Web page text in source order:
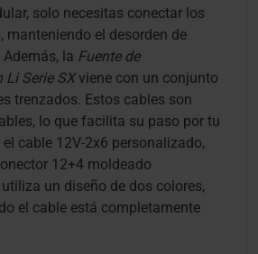
solo necesitas conectar los
manteniendo el desorden de
la Fuente de
Serie SXviene con un conjunto
trenzados. Estos cables son
lo que facilita su paso por tu
cable 12V-2x6 personalizado,
12+4 moldeado
un diseño de dos colores,
el cable está completamente